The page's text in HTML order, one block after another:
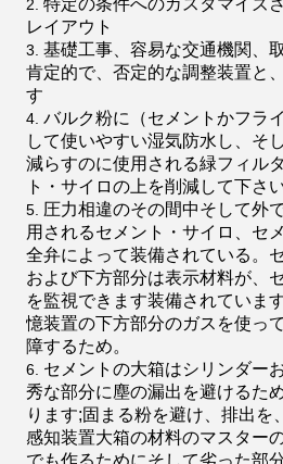
特定の条件へのカスタマイズ
レイアウト
基礎工事、容易な交通機関、
肯定的で、否定的な調整装置と
す
バルク粉に（セメントかフラ
して使いやすい湿気防水し、そ
減らすのに使用される緑フィル
ト・サイロの上を削減して下さい
圧力相違のその間中そして外
用されるセメント・サイロ、セ
全弁によって装備されている。
および下方部分は表示材料が、
を監視できます装備されていま
憶装置の下方部分のガスを使っ
障するため。
セメントの大箱はシリンダー
秀な部分に塵の漏出を避けるた
ります;固まる粉を避け、排出を
感知装置大箱の材料のマスター
でも作るためにそして劣った部